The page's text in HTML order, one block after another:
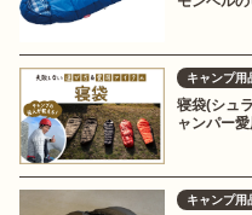
キャンプ用
寝袋(シュ
ャンパー
キャンプ用